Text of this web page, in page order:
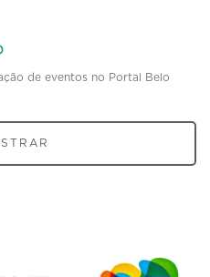
de eventos no Portal Belo